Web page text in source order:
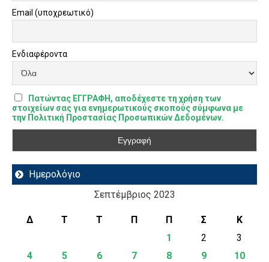
Email (υποχρεωτικό)
Ενδιαφέροντα
Πατώντας ΕΓΓΡΑΦΗ, αποδέχεστε τη χρήση των
στοιχείων σας για ενημερωτικούς σκοπούς σύμφωνα με
την Πολιτική Προστασίας Προσωπικών Δεδομένων.
Ημερολόγιο
Σεπτέμβριος 2023
Δ Τ Τ Π Π Σ
Κ
1
2
3
4
5 6 7 8 9
10